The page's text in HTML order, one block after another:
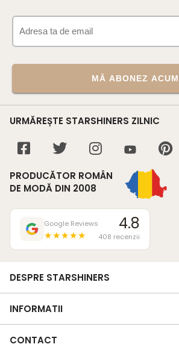
MĂ ABONEZ ACUM
URMĂREȘTE STARSHINERS ZILNIC
PRODUCĂTOR ROMÂN
DE MODĂ DIN 2008
Google Reviews
★★★★★
4.8
408 recenzii
DESPRE STARSHINERS
INFORMATII
CONTACT